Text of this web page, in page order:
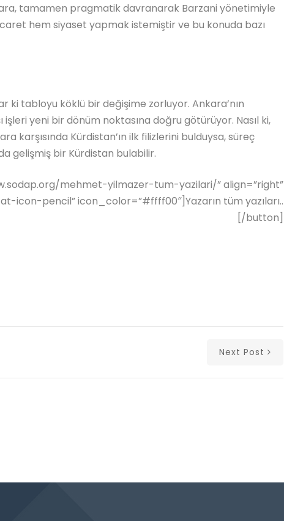
tamamen pragmatik davranarak Barzani yönetimiyle
hem siyaset yapmak istemiştir ve bu konuda bazı
ki tabloyu köklü bir değişime zorluyor. Ankara’nın
işleri yeni bir dönüm noktasına doğru götürüyor. Nasıl ki,
karşısında Kürdistan’ın ilk filizlerini bulduysa, süreç
gelişmiş bir Kürdistan bulabilir.
mehmet-yilmazer-tum-yazilari/” align=”right”
icon-pencil” icon_color=”#ffff00″]Yazarın tüm yazıları..
[/button]
Next Post